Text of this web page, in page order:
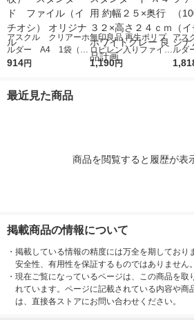
アスクル クリアーホ
ルダー A4 1袋（10
0枚） スタンダー
914円
無印良品 再生ポリプ
ロピレン入りファイル
ボックススタンダード
1,190円
アス
ルダ
タン
最近見た商品
商品を閲覧すると履歴が表
掲載商品の情報について
・ 掲載している情報の精度には万全を期しており
安全性、有用性を保証するものではありません。
・ 現在ご覧になっているページは、この商品を取
れています。ページに記載されている内容や商
は、直接各ストアにお問い合わせください。